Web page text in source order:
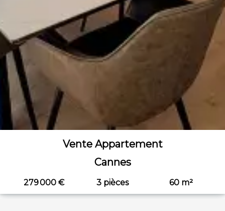
Vente Appartement
Cannes
279 000 € 3 pièces 60 m²